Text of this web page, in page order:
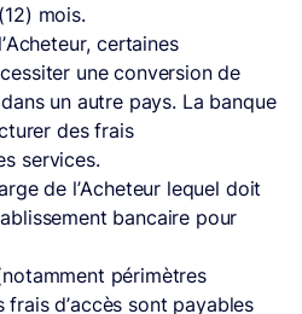
mois.
certaines
une conversion de
un autre pays. La banque
des frais
services.
de l’Acheteur lequel doit
bancaire pour
périmètres
frais d’accès sont payables